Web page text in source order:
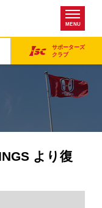
MENU
サポーターズ
クラブ
より復